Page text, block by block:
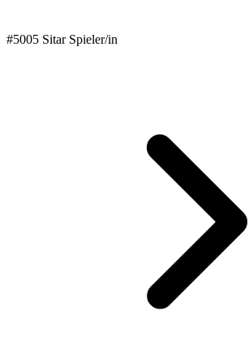
#5005 Sitar Spieler/in